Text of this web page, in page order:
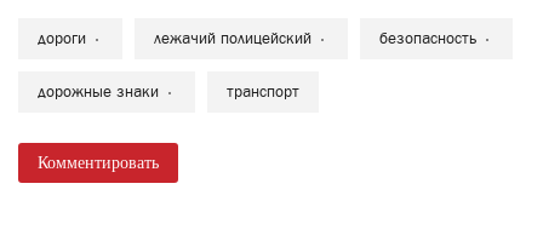
дороги лежачий полицейский безопасность
дорожные знаки транспорт
Комментировать